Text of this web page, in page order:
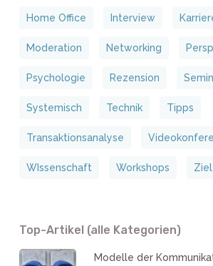
Home Office Interview
Moderation Networking
Psychologie Rezension
Systemisch Technik Tipps
Transaktionsanalyse
WIssenschaft Workshops
Top-Artikel (alle Kategorien)
Modelle der